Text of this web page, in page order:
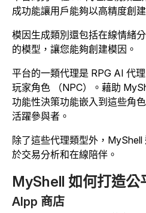
成功能讓用戶能夠以高精度創
模因生成類別還包括在線情緒
的模型，讓您能夠創建模因。
平台的一類代理是 RPG AI 代
玩家角色 （NPC）。藉助
功能性決策功能嵌入到這些角
活躍參與者。
除了這些代理類型外，
於交易分析和在線陪伴。
MyShell 如何打造公
AIpp 商店